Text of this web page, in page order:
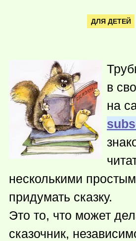
ДЛЯ ДЕТЕЙ
в
на
несколькими
придумать сказку.
Это то, что может
сказочник,